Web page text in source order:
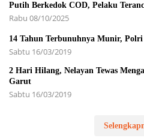
Putih Berkedok COD, Pelaku
Rabu 08/10/2025
14 Tahun Terbunuhnya Munir,
Sabtu 16/03/2019
2 Hari Hilang, Nelayan Tewas
Garut
Sabtu 16/03/2019